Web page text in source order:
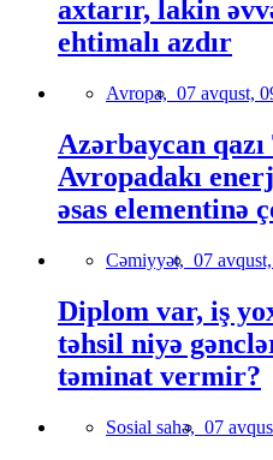
axtarır, lakin
ehtimalı azdır
Avropa, 07 avqust,
Azərbaycan
Avropadakı
əsas elementinə
Cəmiyyət, 07
Diplom var, iş
təhsil niyə
təminat vermir?
Sosial sahə, 07